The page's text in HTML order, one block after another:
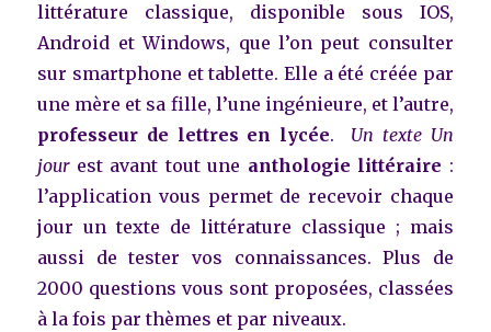
littérature classique, disponible sous IOS,
Android et Windows, que l’on peut consulter
sur smartphone et tablette. Elle a été créée par
une mère et sa fille, l’une ingénieure, et l’autre,
professeur de lettres en lycée. Un texte Un
jourest avant tout une anthologie littéraire :
l’application vous permet de recevoir chaque
jour un texte de littérature classique ; mais
aussi de tester vos connaissances. Plus de
2000 questions vous sont proposées, classées
à la fois par thèmes et par niveaux.